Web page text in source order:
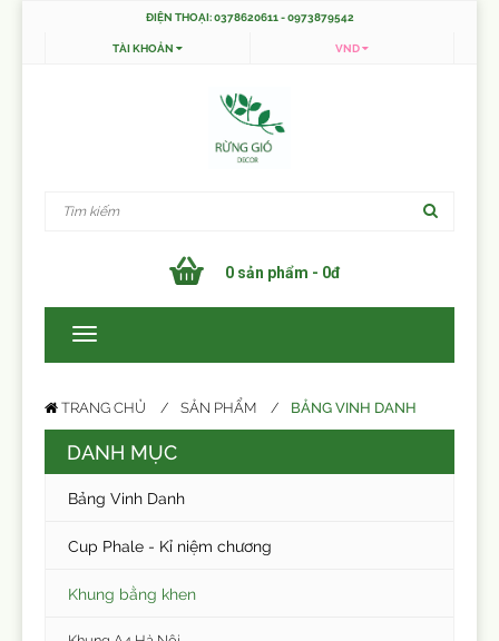
ĐIỆN THOẠI: 0378620611 - 0973879542
TÀI KHOẢN
VND
0 sản phẩm - 0đ
TRANG CHỦ SẢN PHẨM BẢNG VINH DANH
DANH MỤC
Bảng Vinh Danh
Cup Phale - Kỉ niệm chương
Khung bằng khen